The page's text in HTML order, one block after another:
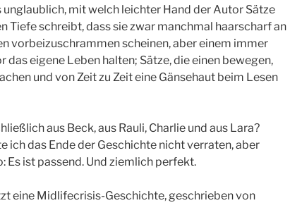
unglaublich, mit welch leichter Hand der Autor Sätze
Tiefe schreibt, dass sie zwar manchmal haarscharf an
vorbeizuschrammen scheinen, aber einem immer
das eigene Leben halten; Sätze, die einen bewegen,
und von Zeit zu Zeit eine Gänsehaut beim Lesen
aus Beck, aus Rauli, Charlie und aus Lara?
ich das Ende der Geschichte nicht verraten, aber
Es ist passend. Und ziemlich perfekt.
eine Midlifecrisis-Geschichte, geschrieben von